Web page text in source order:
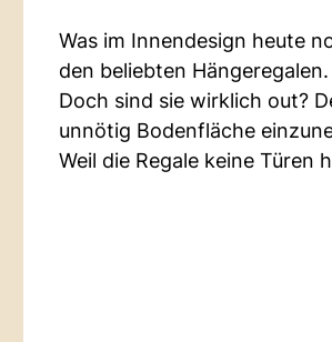
Was im Innendesign heute
den beliebten Hängeregalen.
Doch sind sie wirklich out?
unnötig Bodenfläche
Weil die Regale keine Türen